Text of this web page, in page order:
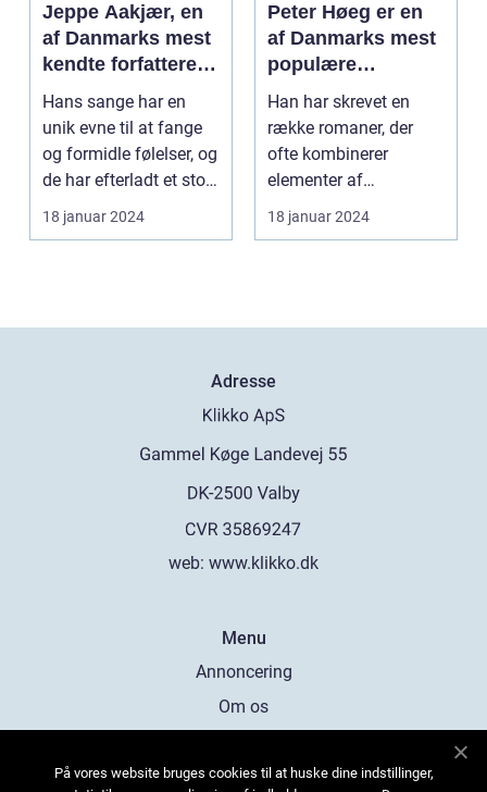
Jeppe Aakjær, en
af Danmarks mest
kendte forfattere
og digtere, er også
kendt for sine
smukke sange
Hans sange har en
unik evne til at fange
og formidle følelser, og
de har efterladt et stort
aftryk i...
18 januar 2024
Peter Høeg er en
af Danmarks mest
populære
forfattere, kendt
for sine
spændende og
tankevækkende
Han har skrevet en
række romaner, der
ofte kombinerer
elementer af
spænding, filosofi og
det overnat...
18 januar 2024
Adresse
web: www.klikko.dk
Menu
Annoncering
Om os
Kontakt os
På vores website bruges cookies til at huske dine indstillinger,